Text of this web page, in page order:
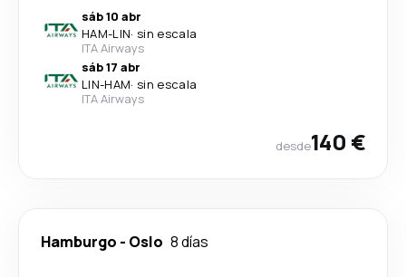
sáb 10 abr
HAM-LIN· sin escala
ITA Airways
sáb 17 abr
LIN-HAM· sin escala
ITA Airways
desde140 €
Hamburgo - Oslo 8 días